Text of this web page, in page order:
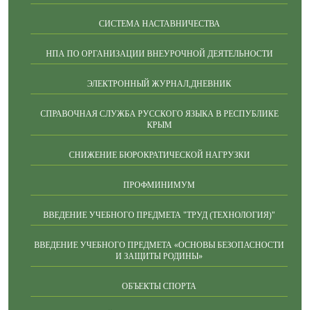
СИСТЕМА НАСТАВНИЧЕСТВА
НПА ПО ОРГАНИЗАЦИИ ВНЕУРОЧНОЙ ДЕЯТЕЛЬНОСТИ
ЭЛЕКТРОННЫЙ ЖУРНАЛ,ДНЕВНИК
СПРАВОЧНАЯ СЛУЖБА РУССКОГО ЯЗЫКА В РЕСПУБЛИКЕ
КРЫМ
СНИЖЕНИЕ БЮРОКРАТИЧЕСКОЙ НАГРУЗКИ
ПРОФМИНИМУМ
ВВЕДЕНИЕ УЧЕБНОГО ПРЕДМЕТА "ТРУД (ТЕХНОЛОГИЯ)"
ВВЕДЕНИЕ УЧЕБНОГО ПРЕДМЕТА «ОСНОВЫ БЕЗОПАСНОСТИ
И ЗАЩИТЫ РОДИНЫ»
ОБЪЕКТЫ СПОРТА